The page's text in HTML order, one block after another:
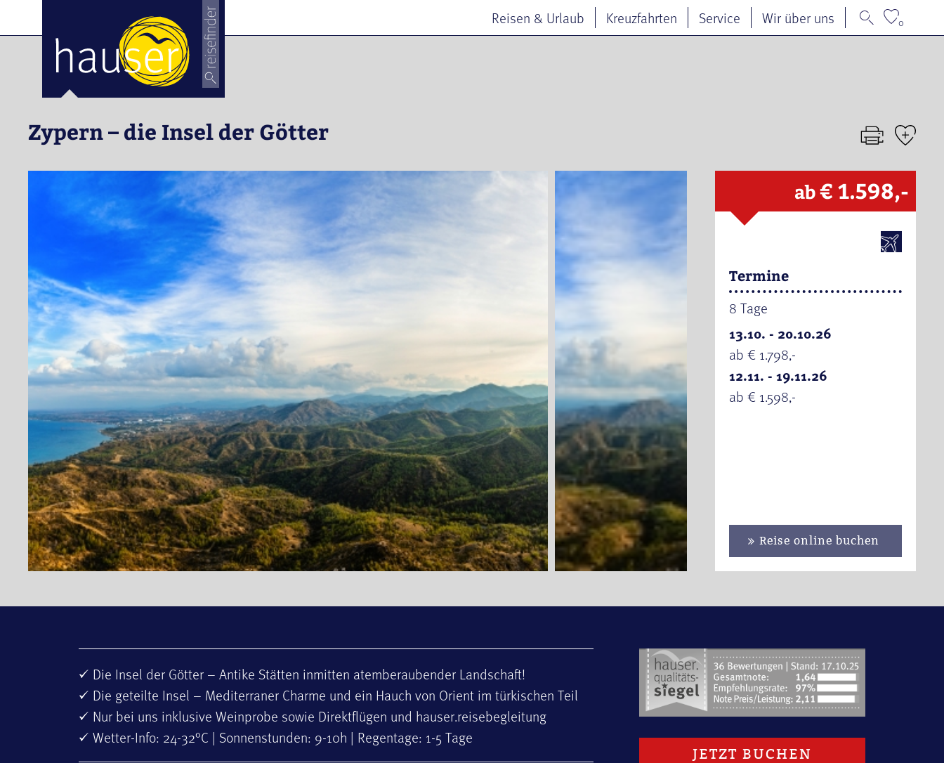
Reisen & Urlaub Kreuzfahrten Service Wir über uns 0
Zypern – die Insel der Götter
1. Tag: Anreise
ab€ 1.598,-
Termine
8 Tage
13.10. - 20.10.26
ab € 1.798,-
12.11. - 19.11.26
ab € 1.598,-
Reise online buchen
Die Insel der Götter – Antike Stätten inmitten atemberaubender Landschaft!
Die geteilte Insel – Mediterraner Charme und ein Hauch von Orient im türkischen Teil
Nur bei uns inklusive Weinprobe sowie Direktflügen und hauser.reisebegleitung
Wetter-Info: 24-32°C | Sonnenstunden: 9-10h | Regentage: 1-5 Tage
JETZT BUCHEN